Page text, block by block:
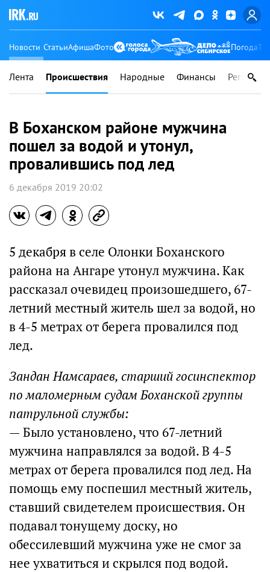
Новости СтатьиАфишаФото Погода
Лента Происшествия Народные Финансы Регионы
В Боханском районе мужчина
пошел за водой и утонул,
провалившись под лед
6 декабря 2019 20:02
5 декабря в селе Олонки Боханского
района на Ангаре утонул мужчина. Как
рассказал очевидец произошедшего, 67-
летний местный житель шел за водой, но
в 4-5 метрах от берега провалился под
лед.
Зандан Намсараев, старший госинспектор
по маломерным судам Боханской группы
патрульной службы:
— Было установлено, что 67-летний
мужчина направлялся за водой. В 4-5
метрах от берега провалился под лед. На
помощь ему поспешил местный житель,
ставший свидетелем происшествия. Он
подавал тонущему доску, но
обессилевший мужчина уже не смог за
нее ухватиться и скрылся под водой.